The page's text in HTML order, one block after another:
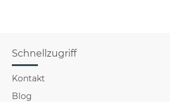
Schnellzugriff
Kontakt
Blog